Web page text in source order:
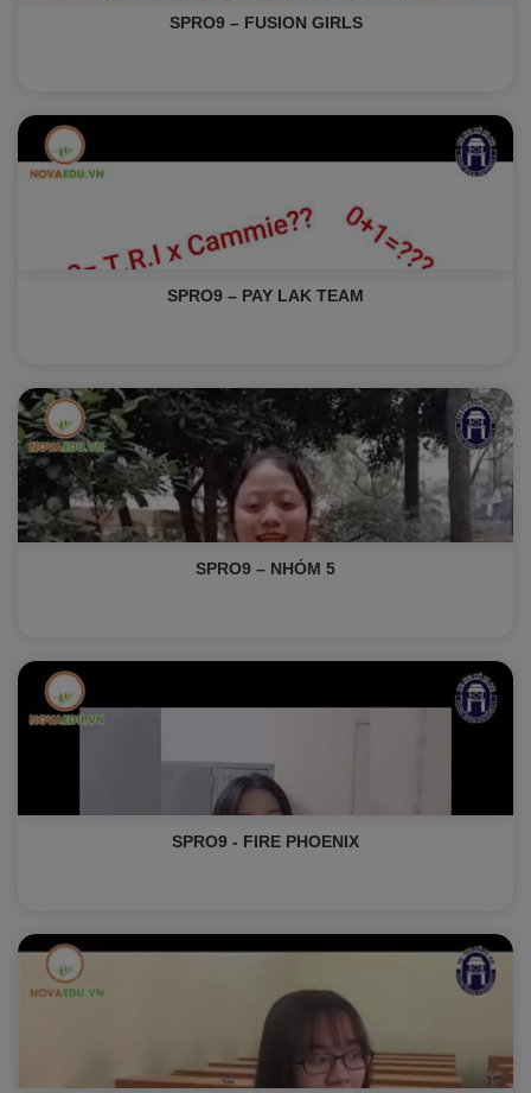
SPRO9 – FUSION GIRLS
SPRO9 – PAY LAK TEAM
SPRO9 – NHÓM 5
SPRO9 - FIRE PHOENIX